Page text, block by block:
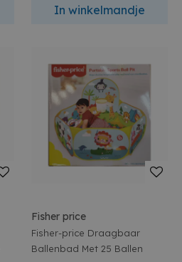
In winkelmandje
Fisher price
Fisher-price Draagbaar
Ballenbad Met 25 Ballen